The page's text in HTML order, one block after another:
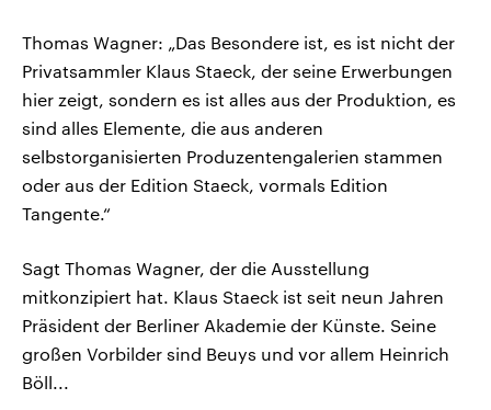
Thomas Wagner: „Das Besondere ist, es ist nicht der
Privatsammler Klaus Staeck, der seine Erwerbungen
hier zeigt, sondern es ist alles aus der Produktion, es
sind alles Elemente, die aus anderen
selbstorganisierten Produzentengalerien stammen
oder aus der Edition Staeck, vormals Edition
Tangente.“
Sagt Thomas Wagner, der die Ausstellung
mitkonzipiert hat. Klaus Staeck ist seit neun Jahren
Präsident der Berliner Akademie der Künste. Seine
großen Vorbilder sind Beuys und vor allem Heinrich
Böll...